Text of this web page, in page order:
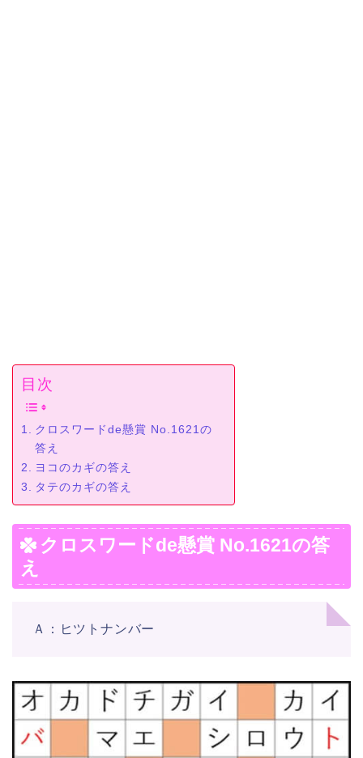
目次
クロスワードde懸賞 No.1621の
答え
ヨコのカギの答え
タテのカギの答え
クロスワードde懸賞 No.1621の答
え
Ａ：ヒツトナンバー